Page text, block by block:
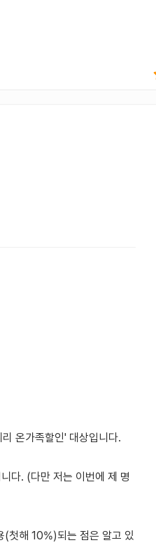
온가족할인' 대상입니다.
다. (다만 저는 이번에 제 명
(첫해 10%)되는 점은 알고 있